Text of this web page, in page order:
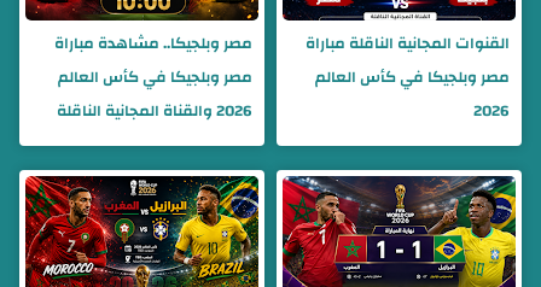
القنوات المجانية الناقلة مباراة
مصر وبلجيكا في كأس العالم
2026
مصر وبلجيكا.. مشاهدة مباراة
مصر وبلجيكا في كأس العالم
2026 والقناة المجانية الناقلة